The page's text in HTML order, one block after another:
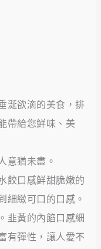
涎欲滴的美食，排
帶給您鮮味、美
意猶未盡。
餃口感鮮甜脆嫩的
細緻可口的口感。
韭黃的內餡口感細
有彈性，讓人愛不